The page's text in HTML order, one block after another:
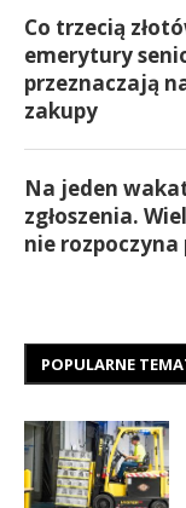
Co trzecią
emerytury
przeznaczają
zakupy
Na jeden
zgłoszenia.
nie rozpoczyna
POPULARNE